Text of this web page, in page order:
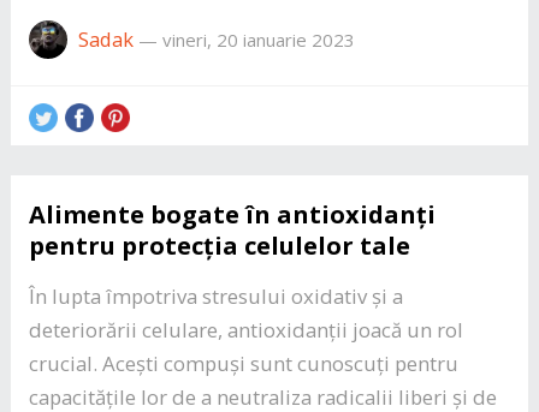
Sadak— vineri, 20 ianuarie 2023
Alimente bogate în antioxidanți
pentru protecția celulelor tale
În lupta împotriva stresului oxidativ și a
deteriorării celulare, antioxidanții joacă un rol
crucial. Acești compuși sunt cunoscuți pentru
capacitățile lor de a neutraliza radicalii liberi și de